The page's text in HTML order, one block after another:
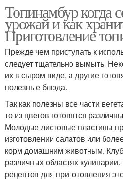
Топинамбур когда
урожай и как
Приготовление
Прежде чем приступать к
следует тщательно вымыть.
их в сыром виде, а другие
полезные блюда.
Так как полезны все части
то из цветов готовятся
Молодые листовые пластины
изготовлении салатов или
корм домашним животным.
различных областях
рецептов для приготовления